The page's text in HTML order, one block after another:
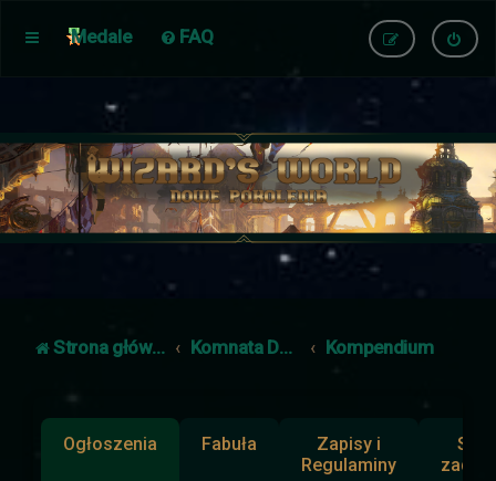
Medale FAQ
Strona główna Komnata Dowodzenia Kompendium
Ogłoszenia Fabuła
Zapisy i
Regulaminy